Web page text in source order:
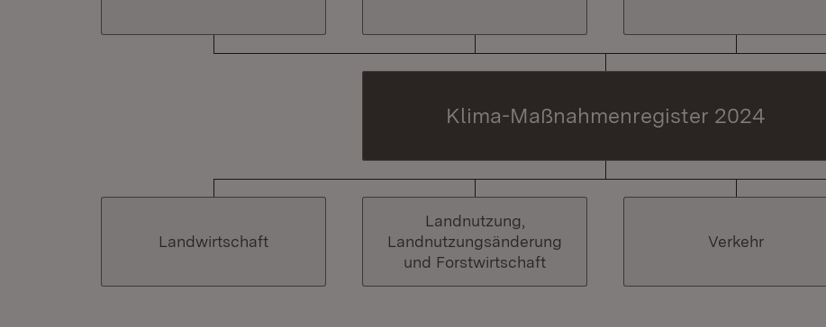
Klima-Maßnahmenregister 2024
Landwirtschaft
Landnutzung,
Landnutzungsänderung
und Forstwirtschaft
Verkehr